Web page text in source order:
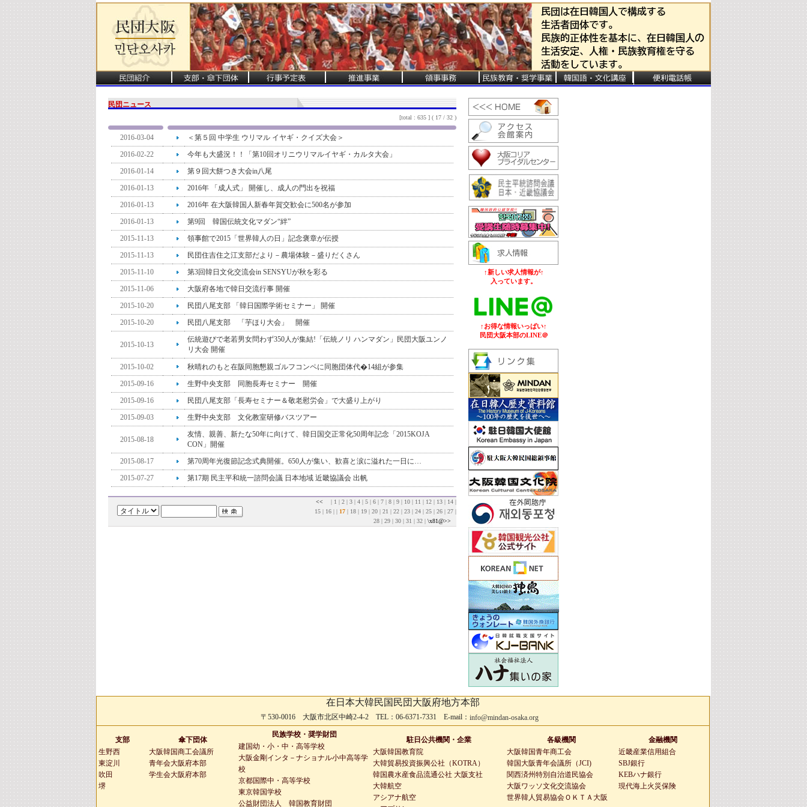
民団ニュース
[total : 635 ] ( 17 / 32 )
2016-03-04
＜第５回 中学生 ウリマル イヤギ・クイズ大会＞
2016-02-22
今年も大盛況！！「第10回オリニウリマルイヤギ・カルタ大会」
2016-01-14
第９回大餅つき大会in八尾
2016-01-13
2016年 「成人式」 開催し、成人の門出を祝福
2016-01-13
2016年 在大阪韓国人新春年賀交歓会に500名が参加
2016-01-13
第9回 韓国伝統文化マダン“絆”
2015-11-13
領事館で2015「世界韓人の日」記念褒章が伝授
2015-11-13
民団住吉住之江支部だより－農場体験－盛りだくさん
2015-11-10
第3回韓日文化交流会in SENSYUが秋を彩る
2015-11-06
大阪府各地で韓日交流行事 開催
2015-10-20
民団八尾支部 「韓日国際学術セミナー」 開催
2015-10-20
民団八尾支部 「芋ほり大会」 開催
2015-10-13
伝統遊びで老若男女問わず350人が集結!「伝統ノリ ハンマダン」民団大阪ユンノ
リ大会 開催
2015-10-02
秋晴れのもと在阪同胞懇親ゴルフコンペに同胞団体代�14組が参集
2015-09-16
生野中央支部 同胞長寿セミナー 開催
2015-09-16
民団八尾支部「長寿セミナー＆敬老慰労会」で大盛り上がり
2015-09-03
生野中央支部 文化教室研修バスツアー
2015-08-18
友情、親善、新たな50年に向けて、韓日国交正常化50周年記念「2015KOJA
CON」開催
2015-08-17
第70周年光復節記念式典開催。650人が集い、歓喜と涙に溢れた一日に…
2015-07-27
第17期 民主平和統一諮問会議 日本地域 近畿協議会 出帆
<< | 1 | 2 | 3 | 4 | 5 | 6 | 7 | 8 | 9 | 10 | 11 | 12 | 13 | 14 |
15 | 16 | | 17 | 18 | 19 | 20 | 21 | 22 | 23 | 24 | 25 | 26 | 27 |
28 | 29 | 30 | 31 | 32 | \x81@>>
↑新しい求人情報が↑
入っています。
↑お得な情報いっぱい↑
民団大阪本部のLINE＠
在日本大韓民国民団大阪府地方本部
〒530-0016 大阪市北区中崎2-4-2 TEL：06-6371-7331 E-mail： info@mindan-osaka.org
支部
生野西
東淀川
吹田
堺
傘下団体
大阪韓国商工会議所
青年会大阪府本部
学生会大阪府本部
民族学校・奨学財団
建国幼・小・中・高等学校
大阪金剛インタ－ナショナル小中高等学
校
京都国際中・高等学校
東京韓国学校
公益財団法人 韓国教育財団
駐日公共機関・企業
大阪韓国教育院
大韓貿易投資振興公社（KOTRA）
韓国農水産食品流通公社 大阪支社
大韓航空
アシアナ航空
各級機関
大阪韓国青年商工会
韓国大阪青年会議所（JCI)
関西済州特別自治道民協会
大阪ワッソ文化交流協会
世界韓人貿易協会ＯＫＴＡ大阪
金融機関
近畿産業信用組合
SBJ銀行
KEBハナ銀行
現代海上火災保険